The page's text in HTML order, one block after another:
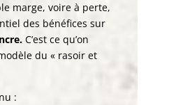
marge, voire à perte,
des bénéfices sur
C’est ce qu’on
du « rasoir et
: